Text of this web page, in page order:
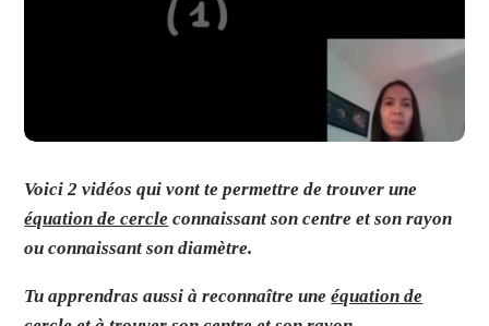
Voici 2 vidéos qui vont te permettre de trouver une
équation de cercle connaissant son centre et son rayon
ou connaissant son diamètre.
Tu apprendras aussi à reconnaître uneéquation de